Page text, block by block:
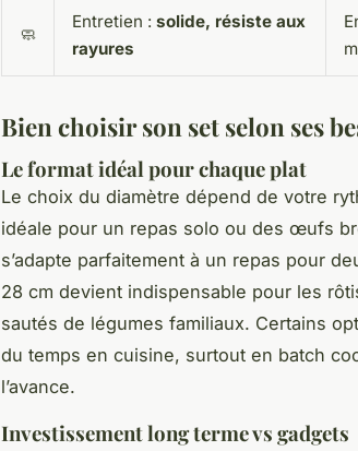
🧼
Entretien : solide, résiste aux
rayures
Bien choisir son set selon ses
Le format idéal pour chaque plat
Le choix du diamètre dépend de votre
idéale pour un repas solo ou des œufs
s’adapte parfaitement à un repas pour
28 cm devient indispensable pour les
sautés de légumes familiaux. Certains
du temps en cuisine, surtout en batch
l’avance.
Investissement long terme vs gadgets